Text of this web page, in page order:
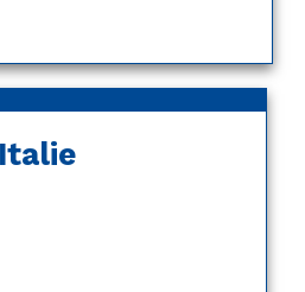
Italie